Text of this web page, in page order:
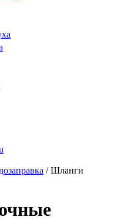
/ Шланги